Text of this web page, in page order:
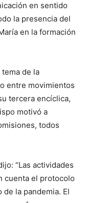
en sentido
la presencia del
en la formación
de la
entre movimientos
tercera encíclica,
motivó a
todos
“Las actividades
cuenta el protocolo
la pandemia. El